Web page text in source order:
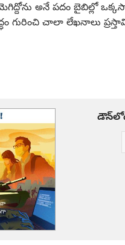
అనే పదం బైబిల్లో
గురించి చాలా లేఖనాలు